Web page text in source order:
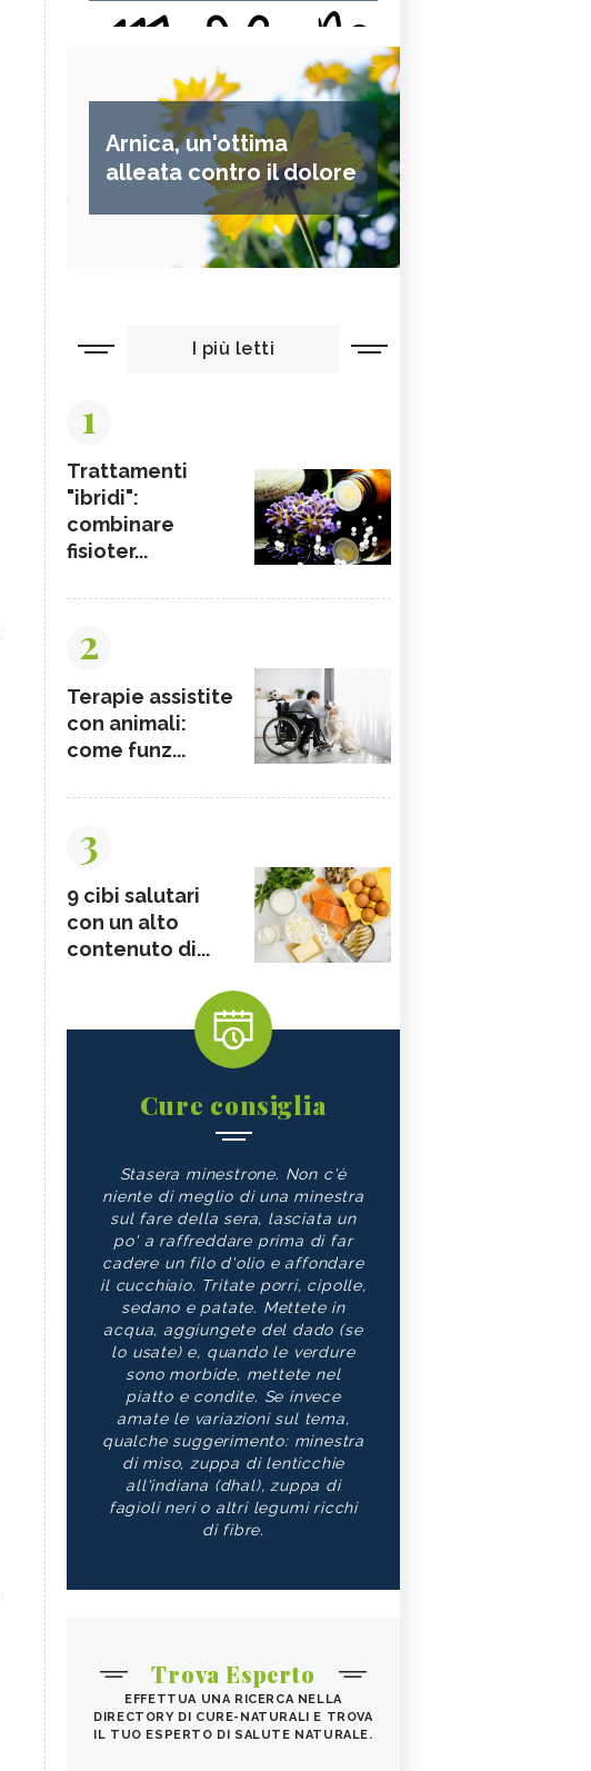
Arnica, un'ottima
alleata contro il dolore
I più letti
1
Trattamenti
"ibridi":
combinare
fisioter...
2
Terapie assistite
con animali:
come funz...
3
9 cibi salutari
con un alto
contenuto di...
Cure consiglia
Stasera minestrone. Non c'è
niente di meglio di una minestra
sul fare della sera, lasciata un
po' a raffreddare prima di far
cadere un filo d'olio e affondare
il cucchiaio. Tritate porri, cipolle,
sedano e patate. Mettete in
acqua, aggiungete del dado (se
lo usate) e, quando le verdure
sono morbide, mettete nel
piatto e condite. Se invece
amate le variazioni sul tema,
qualche suggerimento: minestra
di miso, zuppa di lenticchie
all'indiana (dhal), zuppa di
fagioli neri o altri legumi ricchi
di fibre.
Trova Esperto
EFFETTUA UNA RICERCA NELLA
DIRECTORY DI CURE-NATURALI E TROVA
IL TUO ESPERTO DI SALUTE NATURALE.